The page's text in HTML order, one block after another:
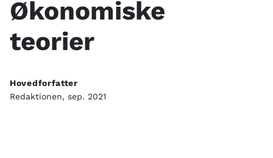
Økonomiske
teorier
Indhold
Hovedforfatter
Redaktionen, sep. 2021